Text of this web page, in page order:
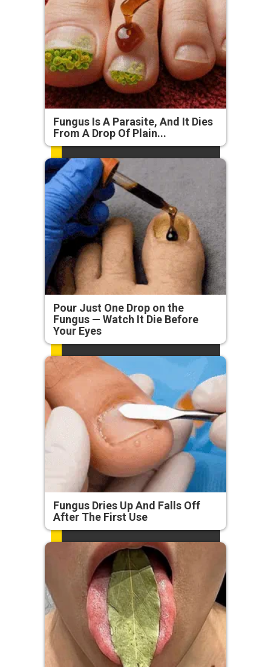
Fungus Is A Parasite, And It Dies
From A Drop Of Plain...
Pour Just One Drop on the
Fungus — Watch It Die Before
Your Eyes
Fungus Dries Up And Falls Off
After The First Use